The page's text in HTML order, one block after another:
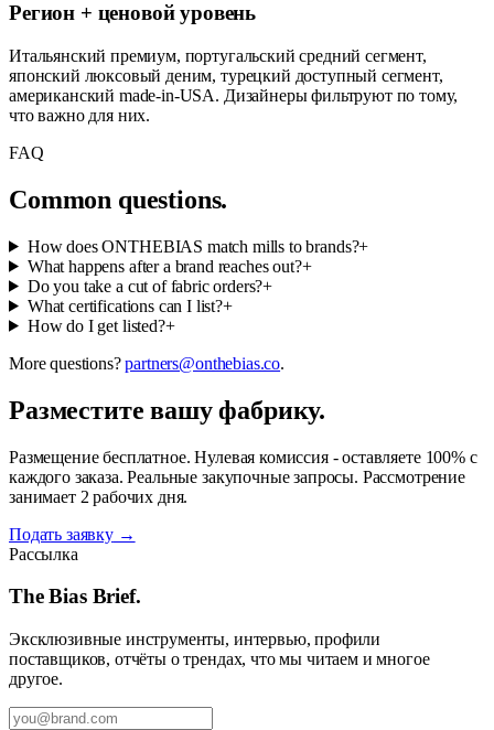
Регион + ценовой уровень
Итальянский премиум, португальский средний сегмент,
японский люксовый деним, турецкий доступный сегмент,
американский made-in-USA. Дизайнеры фильтруют по тому,
что важно для них.
FAQ
Common questions.
How does ONTHEBIAS match mills to brands?+
What happens after a brand reaches out?+
Do you take a cut of fabric orders?+
What certifications can I list?+
How do I get listed?+
More questions? partners@onthebias.co.
Разместите вашу фабрику.
Размещение бесплатное. Нулевая комиссия - оставляете 100% с
каждого заказа. Реальные закупочные запросы. Рассмотрение
занимает 2 рабочих дня.
Подать заявку→
Рассылка
The Bias Brief.
Эксклюзивные инструменты, интервью, профили
поставщиков, отчёты о трендах, что мы читаем и многое
другое.